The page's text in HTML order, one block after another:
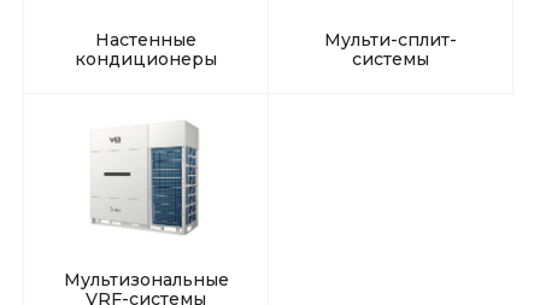
Настенные
кондиционеры
Мульти-сплит-
системы
Мультизональные
VRF-системы